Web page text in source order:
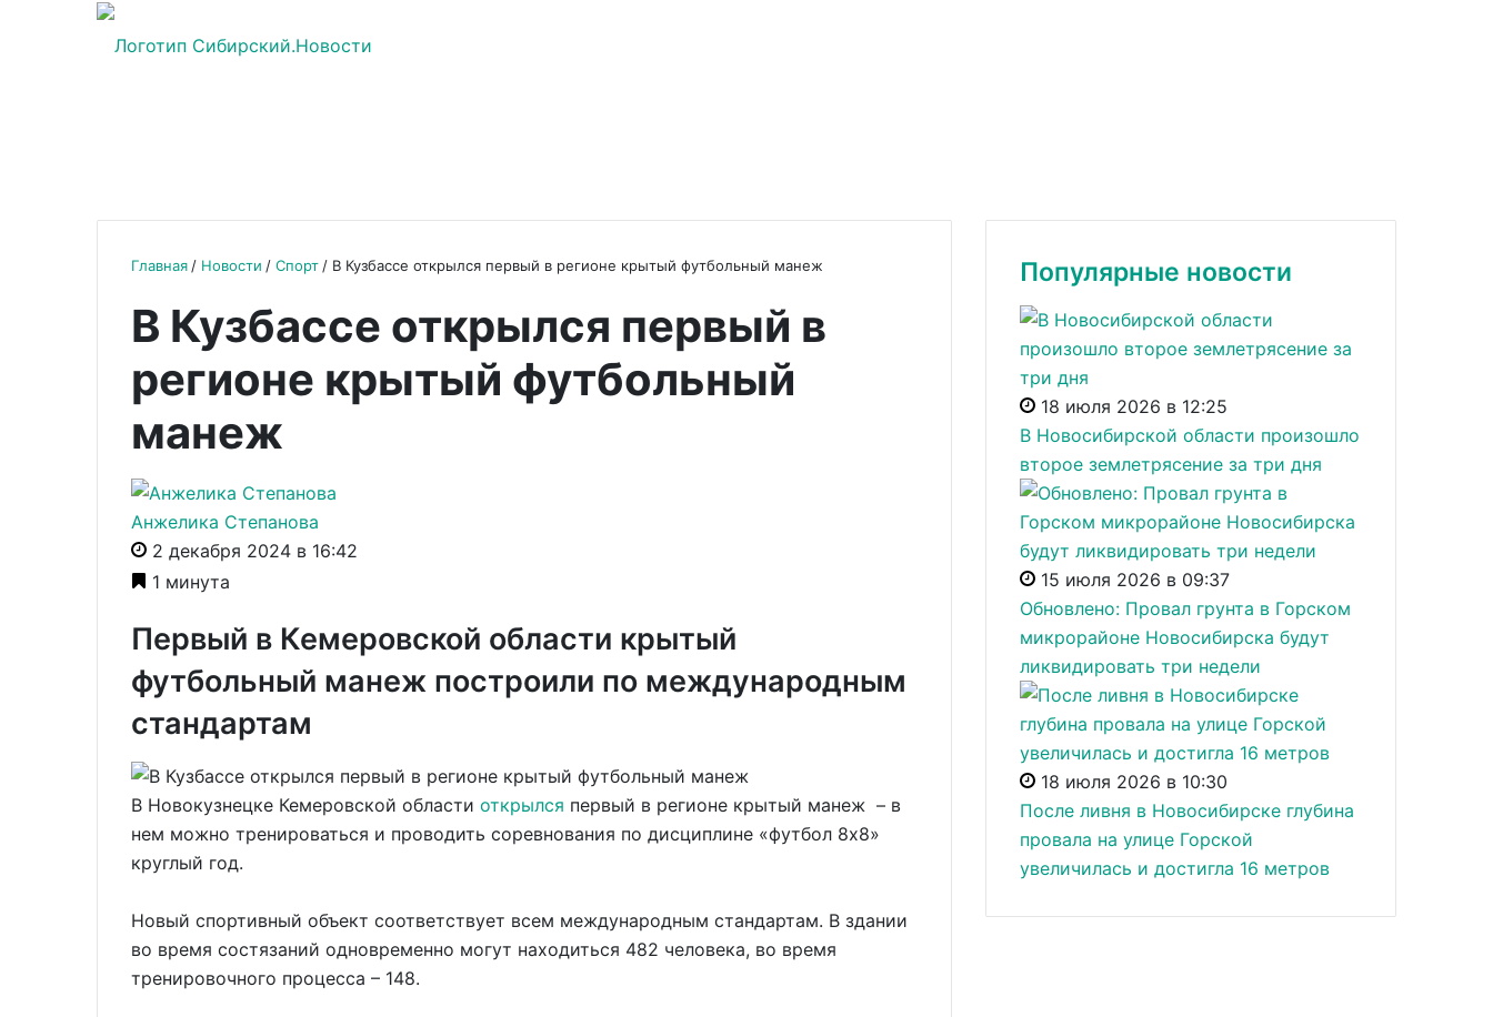
Главная Новости Спорт В Кузбассе открылся первый в регионе крытый футбольный манеж
В Кузбассе открылся первый в
регионе крытый футбольный
манеж
Анжелика Степанова
2 декабря 2024 в 16:42
1 минута
Первый в Кемеровской области крытый
футбольный манеж построили по международным
стандартам
В Новокузнецке Кемеровской области открылся первый в регионе крытый манеж – в
нем можно тренироваться и проводить соревнования по дисциплине «футбол 8x8»
круглый год.
Новый спортивный объект соответствует всем международным стандартам. В здании
во время состязаний одновременно могут находиться 482 человека, во время
тренировочного процесса – 148.
Популярные новости
18 июля 2026 в 12:25
В Новосибирской области произошло
второе землетрясение за три дня
15 июля 2026 в 09:37
Обновлено: Провал грунта в Горском
микрорайоне Новосибирска будут
ликвидировать три недели
18 июля 2026 в 10:30
После ливня в Новосибирске глубина
провала на улице Горской
увеличилась и достигла 16 метров